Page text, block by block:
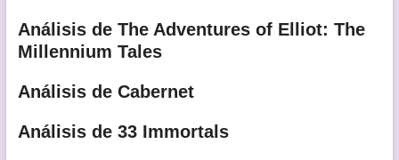
Análisis de The Adventures of Elliot: The
Millennium Tales
Análisis de Cabernet
Análisis de 33 Immortals